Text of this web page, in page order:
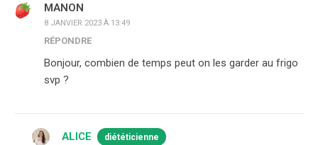
MANON
8 JANVIER 2023 À 13:49
RÉPONDRE
Bonjour, combien de temps peut on les garder au frigo
svp ?
ALICE diététicienne